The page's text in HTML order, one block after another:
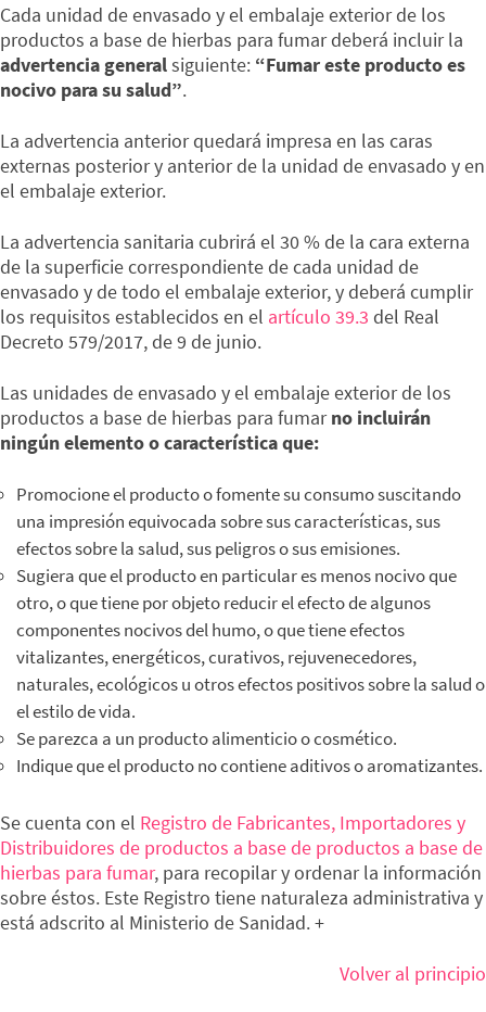
Cada unidad de envasado y el embalaje exterior de los
productos a base de hierbas para fumar deberá incluir la
advertencia generalsiguiente: “Fumar este producto es
nocivo para su salud”.
La advertencia anterior quedará impresa en las caras
externas posterior y anterior de la unidad de envasado y en
el embalaje exterior.
La advertencia sanitaria cubrirá el 30 % de la cara externa
de la superficie correspondiente de cada unidad de
envasado y de todo el embalaje exterior, y deberá cumplir
los requisitos establecidos en el artículo 39.3 del Real
Decreto 579/2017, de 9 de junio.
Las unidades de envasado y el embalaje exterior de los
productos a base de hierbas para fumarno incluirán
ningún elemento o característica que:
Promocione el producto o fomente su consumo suscitando
una impresión equivocada sobre sus características, sus
efectos sobre la salud, sus peligros o sus emisiones.
Sugiera que el producto en particular es menos nocivo que
otro, o que tiene por objeto reducir el efecto de algunos
componentes nocivos del humo, o que tiene efectos
vitalizantes, energéticos, curativos, rejuvenecedores,
naturales, ecológicos u otros efectos positivos sobre la salud o
el estilo de vida.
Se parezca a un producto alimenticio o cosmético.
Indique que el producto no contiene aditivos o aromatizantes.
Se cuenta con el Registro de Fabricantes, Importadores y
Distribuidores de productos a base de productos a base de
hierbas para fumar, para recopilar y ordenar la información
sobre éstos. Este Registro tiene naturaleza administrativa y
está adscrito al Ministerio de Sanidad. +
Volver al principio